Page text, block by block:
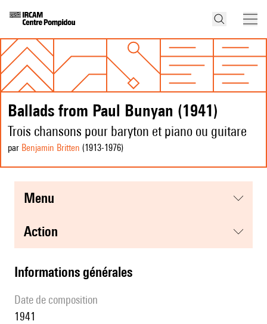
Ballads from Paul Bunyan (1941)
Trois chansons pour baryton et piano ou guitare
par Benjamin Britten (1913-1976)
menu
action
informations générales
date de composition
1941